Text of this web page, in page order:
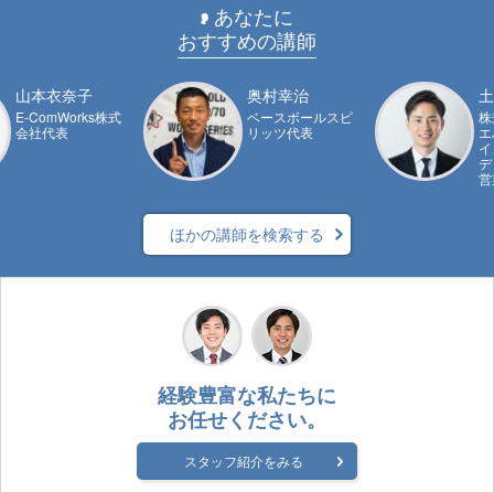
あなたに
おすすめの講師
山本衣奈子
E-ComWorks株式
会社代表
奥村幸治
ベースボールスピ
リッツ代表
ほかの講師を検索する
経験豊富な私たちに
お任せください。
スタッフ紹介をみる